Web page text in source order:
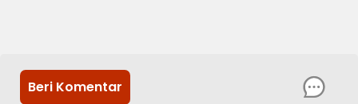
Beri Komentar